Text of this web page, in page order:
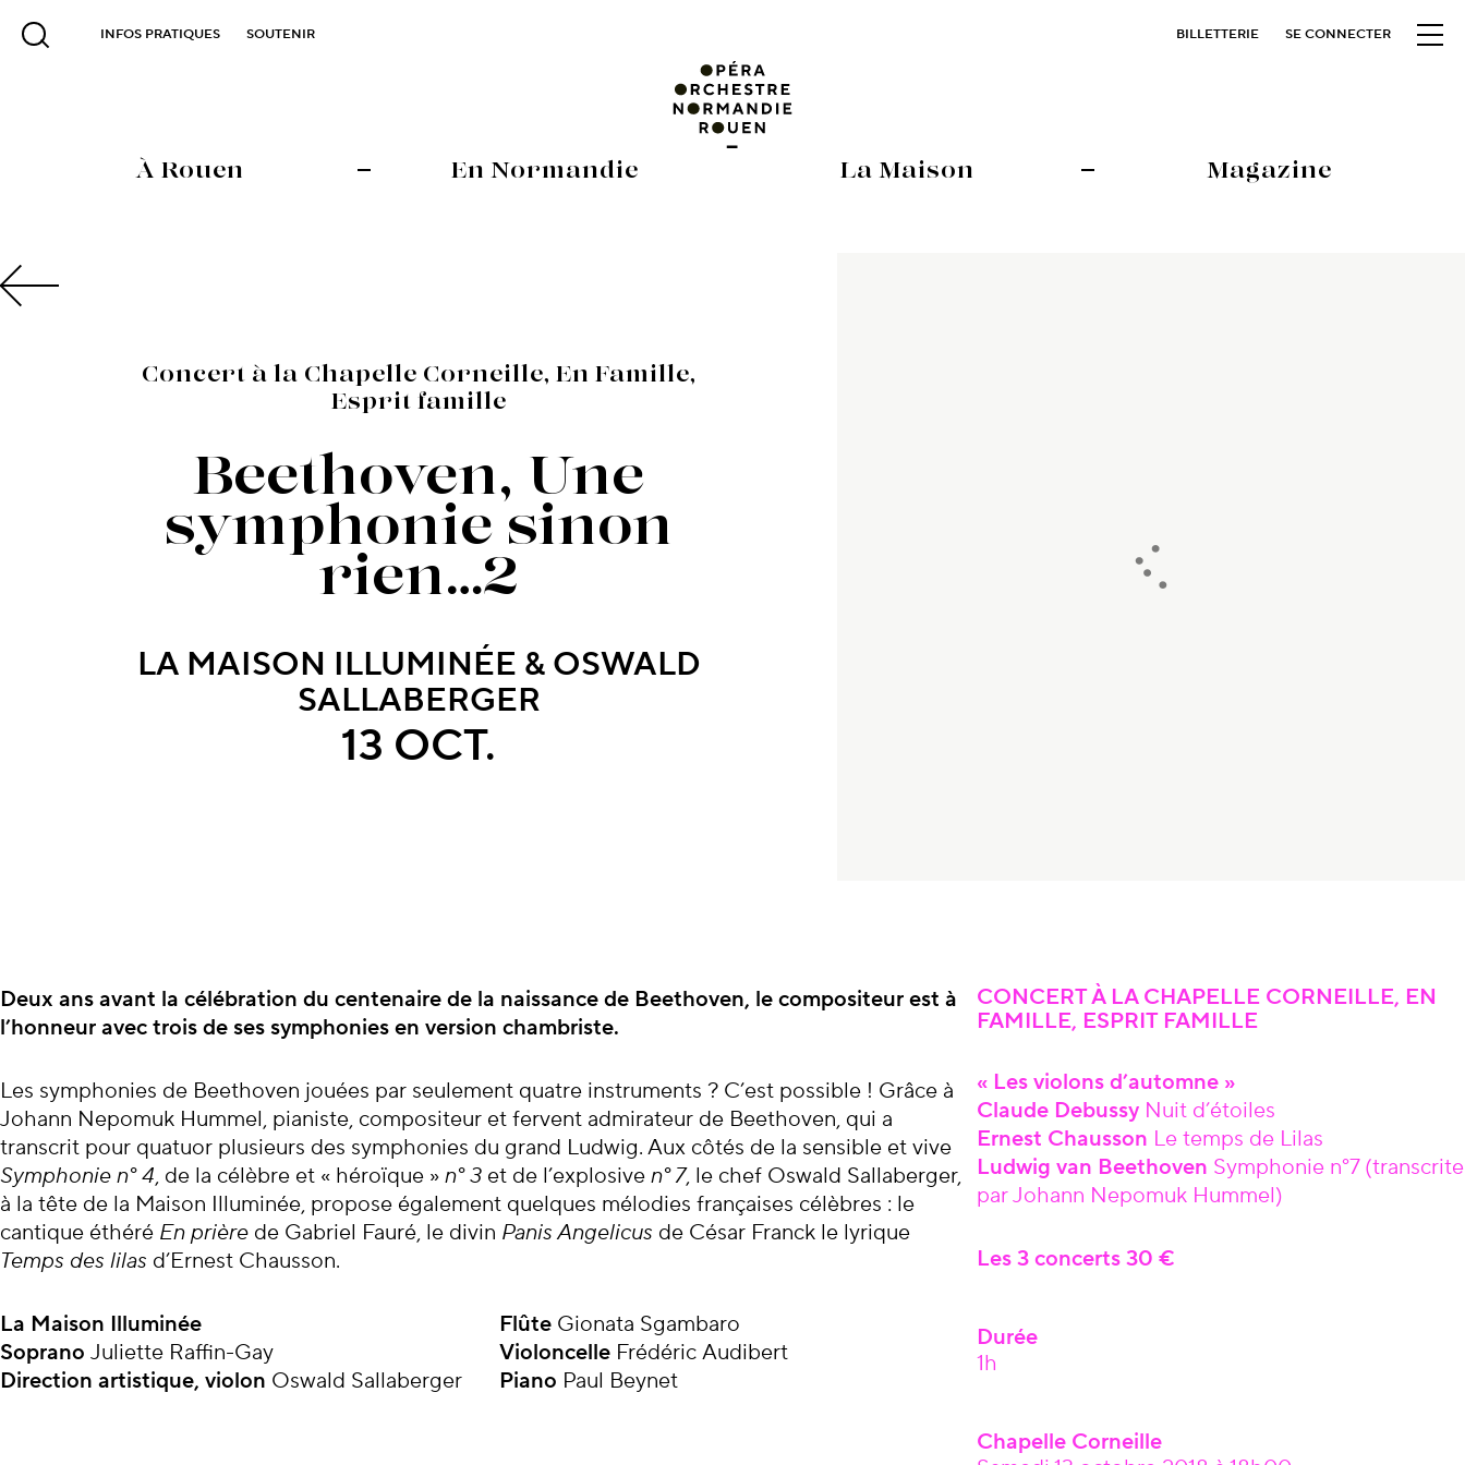
INFOS PRATIQUES SOUTENIR BILLETTERIE SE CONNECTER
À Rouen En Normandie La Maison Magazine
Concert à la Chapelle Corneille, En Famille,
Esprit famille
Beethoven, Une
symphonie sinon
rien…2
LA MAISON ILLUMINÉE & OSWALD
SALLABERGER
13 OCT.
À propos du concert
Deux ans avant la célébration du centenaire de la naissance de Beethoven, le compositeur est à
l’honneur avec trois de ses symphonies en version chambriste.
Les symphonies de Beethoven jouées par seulement quatre instruments ? C’est possible ! Grâce à
Johann Nepomuk Hummel, pianiste, compositeur et fervent admirateur de Beethoven, qui a
transcrit pour quatuor plusieurs des symphonies du grand Ludwig. Aux côtés de la sensible et vive
Symphonie n° 4, de la célèbre et « héroïque »n° 3 et de l’explosiven° 7, le chef Oswald Sallaberger,
à la tête de la Maison Illuminée, propose également quelques mélodies françaises célèbres : le
cantique éthéré En prière de Gabriel Fauré, le divin Panis Angelicus de César Franck le lyrique
Temps des lilas d’Ernest Chausson.
La Maison Illuminée
Soprano Juliette Raffin-Gay
Direction artistique, violon Oswald Sallaberger
Flûte Gionata Sgambaro
Violoncelle Frédéric Audibert
Piano Paul Beynet
CONCERT À LA CHAPELLE CORNEILLE, EN
FAMILLE, ESPRIT FAMILLE
« Les violons d’automne »
Claude Debussy Nuit d’étoiles
Ernest Chausson Le temps de Lilas
Ludwig van Beethoven Symphonie n°7 (transcrite
par Johann Nepomuk Hummel)
Les 3 concerts 30 €
Durée
1h
Chapelle Corneille